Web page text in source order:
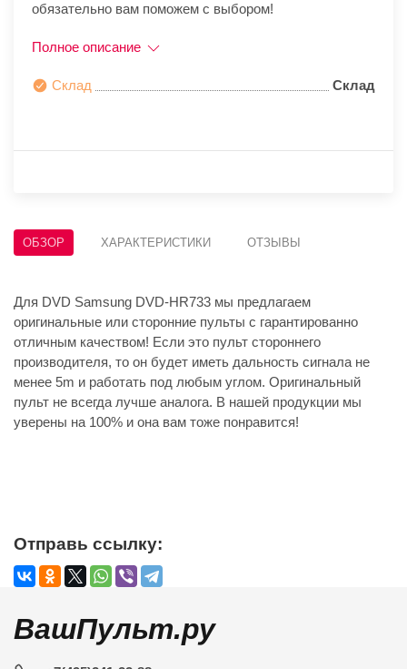
обязательно вам поможем с выбором!
Полное описание
Склад Склад
ОБЗОР ХАРАКТЕРИСТИКИ ОТЗЫВЫ
Для DVD Samsung DVD-HR733 мы предлагаем
оригинальные или сторонние пульты с гарантированно
отличным качеством! Если это пульт стороннего
производителя, то он будет иметь дальность сигнала не
менее 5m и работать под любым углом. Оригинальный
пульт не всегда лучше аналога. В нашей продукции мы
уверены на 100% и она вам тоже понравится!
Отправь ссылку:
ВашПульт.ру